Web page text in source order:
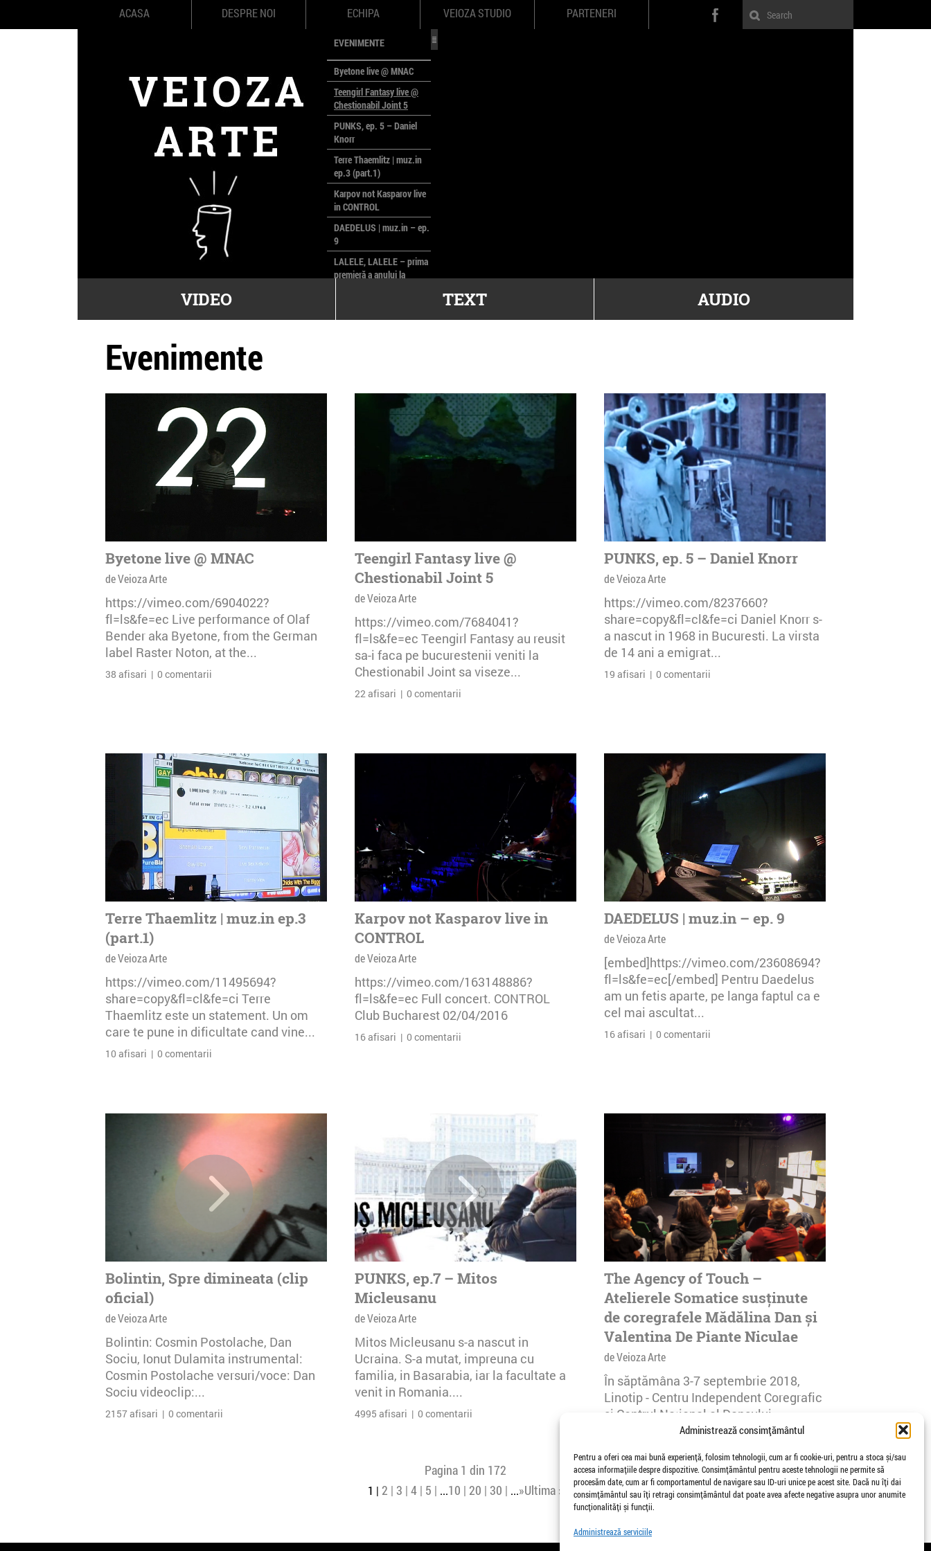
Administrează consimțământul
Pentru a oferi cea mai bună experiență, folosim tehnologii, cum ar fi cookie-uri, pentru a stoca și/sau
accesa informațiile despre dispozitive. Consimțământul pentru aceste tehnologii ne permite să
procesăm date, cum ar fi comportamentul de navigare sau ID-uri unice pe acest site. Dacă nu îți dai
consimțământul sau îți retragi consimțământul dat poate avea afecte negative asupra unor anumite
funcționalități și funcții.
Administrează serviciile
ACASA DESPRE NOI ECHIPA VEIOZA STUDIO PARTENERI
EVENIMENTE
Byetone live @ MNAC
Teengirl Fantasy live @
Chestionabil Joint 5
PUNKS, ep. 5 – Daniel
Knorr
Terre Thaemlitz | muz.in
ep.3 (part.1)
Karpov not Kasparov live
in CONTROL
DAEDELUS | muz.in – ep.
9
LALELE, LALELE – prima
premieră a anului la
poloneze la București
VIDEO TEXT AUDIO
Evenimente
Byetone live @ MNAC
de Veioza Arte
https://vimeo.com/6904022?
fl=ls&fe=ec Live performance of Olaf
Bender aka Byetone, from the German
label Raster Noton, at the...
38 afisari | 0 comentarii
Teengirl Fantasy live @
Chestionabil Joint 5
de Veioza Arte
https://vimeo.com/7684041?
fl=ls&fe=ec Teengirl Fantasy au reusit
sa-i faca pe bucurestenii veniti la
Chestionabil Joint sa viseze...
22 afisari | 0 comentarii
PUNKS, ep. 5 – Daniel Knorr
de Veioza Arte
https://vimeo.com/8237660?
share=copy&fl=cl&fe=ci Daniel Knorr s-
a nascut in 1968 in Bucuresti. La virsta
de 14 ani a emigrat...
19 afisari | 0 comentarii
Terre Thaemlitz | muz.in ep.3
(part.1)
de Veioza Arte
https://vimeo.com/11495694?
share=copy&fl=cl&fe=ci Terre
Thaemlitz este un statement. Un om
care te pune in dificultate cand vine...
10 afisari | 0 comentarii
Karpov not Kasparov live in
CONTROL
de Veioza Arte
https://vimeo.com/163148886?
fl=ls&fe=ec Full concert. CONTROL
Club Bucharest 02/04/2016
16 afisari | 0 comentarii
DAEDELUS | muz.in – ep. 9
de Veioza Arte
[embed]https://vimeo.com/23608694?
fl=ls&fe=ec[/embed] Pentru Daedelus
am un fetis aparte, pe langa faptul ca e
cel mai ascultat...
16 afisari | 0 comentarii
Bolintin, Spre dimineata (clip
oficial)
de Veioza Arte
Bolintin: Cosmin Postolache, Dan
Sociu, Ionut Dulamita instrumental:
Cosmin Postolache versuri/voce: Dan
Sociu videoclip:...
2157 afisari | 0 comentarii
PUNKS, ep.7 – Mitos
Micleusanu
de Veioza Arte
Mitos Micleusanu s-a nascut in
Ucraina. S-a mutat, impreuna cu
familia, in Basarabia, iar la facultate a
venit in Romania....
4995 afisari | 0 comentarii
The Agency of Touch –
Atelierele Somatice susținute
de coregrafele Mădălina Dan și
Valentina De Piante Niculae
de Veioza Arte
În săptămâna 3-7 septembrie 2018,
Linotip - Centru Independent Coregrafic
și Centrul Național al Dansului
30 afisari | 0 comentarii
Pagina 1 din 172
1 2 3 4 5 ...10 20 30 ...»Ultima »